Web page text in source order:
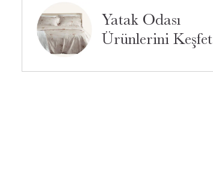
Yatak Odası
Ürünlerini Keşfet